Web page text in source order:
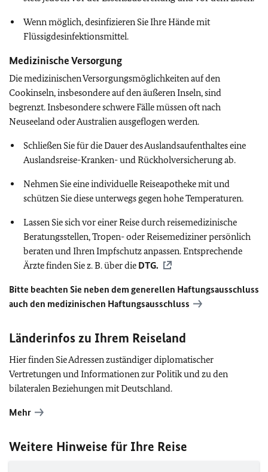
Wenn möglich, desinfizieren Sie Ihre Hände mit
Flüssigdesinfektionsmittel.
Medizinische Versorgung
Die medizinischen Versorgungsmöglichkeiten auf den
Cookinseln, insbesondere auf den äußeren Inseln, sind
begrenzt. Insbesondere schwere Fälle müssen oft nach
Neuseeland oder Australien ausgeflogen werden.
Schließen Sie für die Dauer des Auslandsaufenthaltes eine
Auslandsreise-Kranken- und Rückholversicherung ab.
Nehmen Sie eine individuelle Reiseapotheke mit und
schützen Sie diese unterwegs gegen hohe Temperaturen.
Lassen Sie sich vor einer Reise durch reisemedizinische
Beratungsstellen, Tropen- oder Reisemediziner persönlich
beraten und Ihren Impfschutz anpassen. Entsprechende
Ärzte finden Sie z. B. über die DTG.
Bitte beachten Sie neben dem generellen Haftungsausschluss
auch den medizinischen Haftungsausschluss
Länderinfos zu Ihrem Reiseland
Hier finden Sie Adressen zuständiger diplomatischer
Vertretungen und Informationen zur Politik und zu den
bilateralen Beziehungen mit Deutschland.
Mehr
Weitere Hinweise für Ihre Reise